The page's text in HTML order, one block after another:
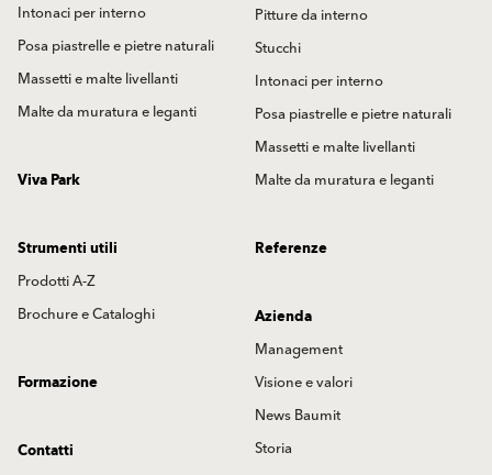
Intonaci per interno
Posa piastrelle e pietre naturali
Massetti e malte livellanti
Malte da muratura e leganti
Pitture da interno
Stucchi
Intonaci per interno
Posa piastrelle e pietre naturali
Massetti e malte livellanti
Malte da muratura e leganti
Viva Park
Strumenti utili
Prodotti A-Z
Brochure e Cataloghi
Referenze
Azienda
Management
Visione e valori
News Baumit
Storia
Formazione
Contatti